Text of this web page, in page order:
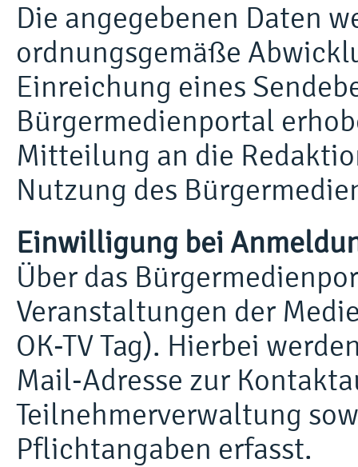
Die angegebenen Daten
ordnungsgemäße
Einreichung eines
Bürgermedienportal
Mitteilung an die
Nutzung des
Einwilligung bei
Über das
Veranstaltungen der
OK-TV Tag). Hierbei
Mail-Adresse zur
Teilnehmerverwaltung
Pflichtangaben erfasst.